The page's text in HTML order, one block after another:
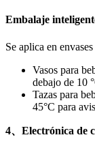
Embalaje
Se aplica en
Vasos para
debajo de 10
Tazas para
45°C para
4、Electrónica de